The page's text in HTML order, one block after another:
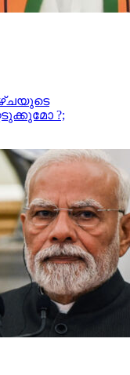
?;